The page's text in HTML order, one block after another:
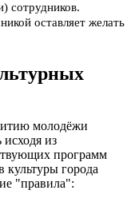
сотрудников.
оставляет желать
молодёжи
исходя из
программ
культуры города
"правила":